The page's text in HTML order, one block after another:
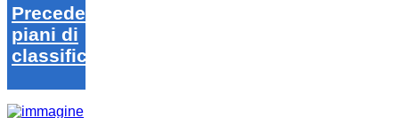
Precedenti
piani di
classifica